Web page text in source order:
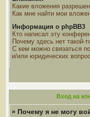
Какие вложения
Как мне найти мои
Информация о phpBB3
Кто написал эту
Почему здесь нет такой-
С кем можно связаться
и/или юридических
Вход на
» Почему я не могу